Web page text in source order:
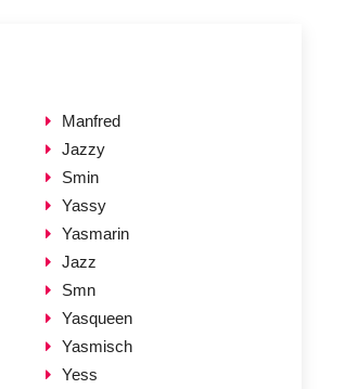
Manfred
Jazzy
Smin
Yassy
Yasmarin
Jazz
Smn
Yasqueen
Yasmisch
Yess